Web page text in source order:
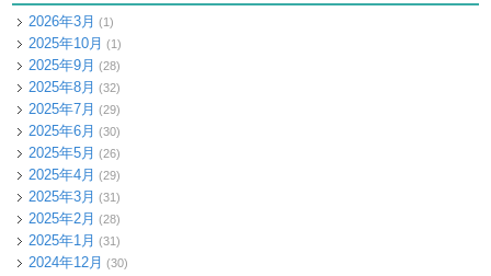
2026年3月 (1)
2025年10月 (1)
2025年9月 (28)
2025年8月 (32)
2025年7月 (29)
2025年6月 (30)
2025年5月 (26)
2025年4月 (29)
2025年3月 (31)
2025年2月 (28)
2025年1月 (31)
2024年12月 (30)